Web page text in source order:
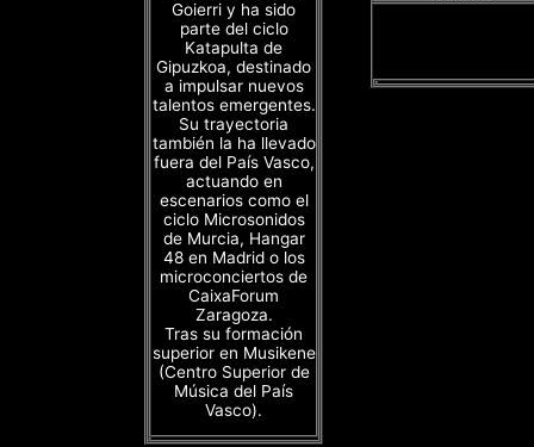
Goierri y ha sido
parte del ciclo
Katapulta de
Gipuzkoa, destinado
a impulsar nuevos
talentos emergentes.
Su trayectoria
también la ha llevado
fuera del País Vasco,
actuando en
escenarios como el
ciclo Microsonidos
de Murcia, Hangar
48 en Madrid o los
microconciertos de
CaixaForum
Zaragoza.
Tras su formación
superior en Musikene
(Centro Superior de
Música del País
Vasco).